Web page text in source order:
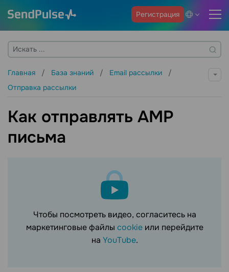
Регистрация
Главная База знаний
Email рассылки
Отправка рассылки
Как отправлять AMP
письма
Чтобы посмотреть видео, согласитесь на
маркетинговые файлы cookie или перейдите
на YouTube.